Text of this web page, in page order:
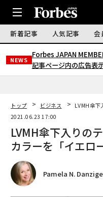
新着記事 人気記事 会
NEWS
Forbes JAPAN
記事ページ内の広告表
トップ ビジネス
LVMH傘下
2021.06.23 17:00
LVMH傘下入りの
カラーを「イエロ
Pamela N.